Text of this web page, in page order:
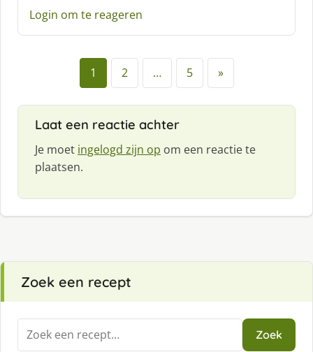
:Login om te reageren
1 2 … 5 »
Laat een reactie achter
Je moet ingelogd zijn op om een reactie te
plaatsen.
Zoek een recept
Zoeken
naar:
Zoek